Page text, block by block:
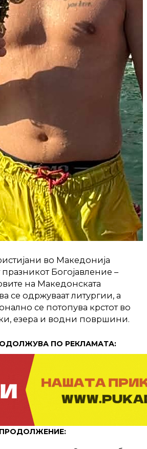
во Македонија
празникот Богојавление –
на Македонската
се одржуваат литургии, а
се потопува крстот во
езера и водни површини.
ПО РЕКЛАМАТА:
ПРОДОЛЖЕНИЕ: